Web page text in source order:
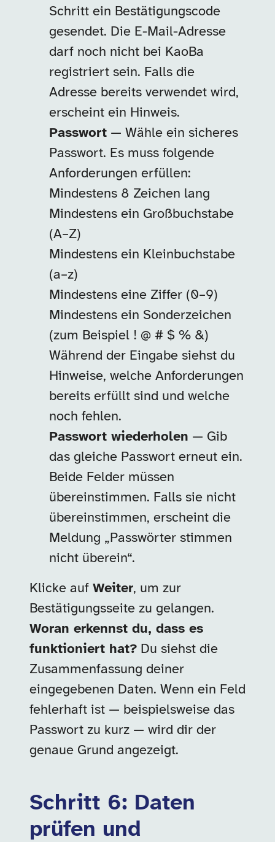
Schritt ein Bestätigungscode
gesendet. Die E-Mail-Adresse
darf noch nicht bei KaoBa
registriert sein. Falls die
Adresse bereits verwendet wird,
erscheint ein Hinweis.
Passwort — Wähle ein sicheres
Passwort. Es muss folgende
Anforderungen erfüllen:
Mindestens 8 Zeichen lang
Mindestens ein Großbuchstabe
(A–Z)
Mindestens ein Kleinbuchstabe
(a–z)
Mindestens eine Ziffer (0–9)
Mindestens ein Sonderzeichen
(zum Beispiel ! @ # $ % &)
Während der Eingabe siehst du
Hinweise, welche Anforderungen
bereits erfüllt sind und welche
noch fehlen.
Passwort wiederholen — Gib
das gleiche Passwort erneut ein.
Beide Felder müssen
übereinstimmen. Falls sie nicht
übereinstimmen, erscheint die
Meldung „Passwörter stimmen
nicht überein“.
Klicke auf Weiter, um zur
Bestätigungsseite zu gelangen.
Woran erkennst du, dass es
funktioniert hat? Du siehst die
Zusammenfassung deiner
eingegebenen Daten. Wenn ein Feld
fehlerhaft ist — beispielsweise das
Passwort zu kurz — wird dir der
genaue Grund angezeigt.
Schritt 6: Daten
prüfen und